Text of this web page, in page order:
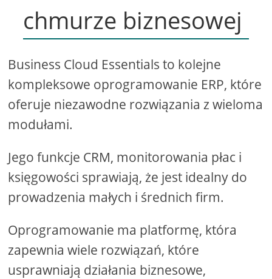
chmurze biznesowej
Business Cloud Essentials to kolejne
kompleksowe oprogramowanie ERP, które
oferuje niezawodne rozwiązania z wieloma
modułami.
Jego funkcje CRM, monitorowania płac i
księgowości sprawiają, że jest idealny do
prowadzenia małych i średnich firm.
Oprogramowanie ma platformę, która
zapewnia wiele rozwiązań, które
usprawniają działania biznesowe,